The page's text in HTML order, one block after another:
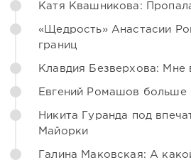
Катя Квашникова:
«Щедрость» Анастасии
границ
Клавдия Безверхова: Мне
Евгений Ромашов больше
Никита Гуранда под
Майорки
Галина Маковская: А